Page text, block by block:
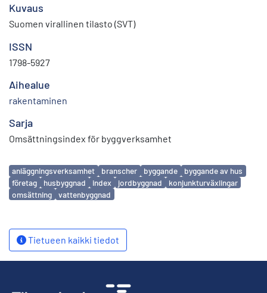
Kuvaus
Suomen virallinen tilasto (SVT)
ISSN
1798-5927
Aihealue
rakentaminen
Sarja
Omsättningsindex för byggverksamhet
Avainsanat
anläggningsverksamhet branscher byggande
byggande av hus
företag
husbyggnad index jordbyggnad
konjunkturväxlingar
omsättning
vattenbyggnad
Tietueen kaikki tiedot